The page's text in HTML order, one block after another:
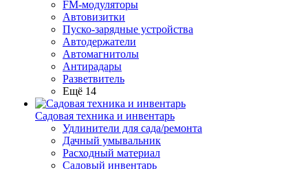
FM-модуляторы
Автовизитки
Пуско-зарядные устройства
Автодержатели
Автомагнитолы
Антирадары
Разветвитель
Ещё 14
Садовая техника и инвентарь
Удлинители для сада/ремонта
Дачный умывальник
Расходный материал
Садовый инвентарь